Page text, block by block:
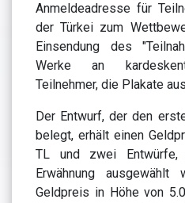
Anmeldeadresse für
der Türkei zum
Einsendung des
Werke an
Teilnehmer, die Plakate
Der Entwurf, der den
belegt, erhält einen
TL und zwei
Erwähnung ausgewählt
Geldpreis in Höhe von